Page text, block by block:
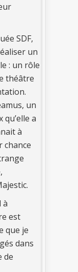
SDF,
un
: un rôle
théâtre
un
a
à
chance
à
est
que je
dans
de